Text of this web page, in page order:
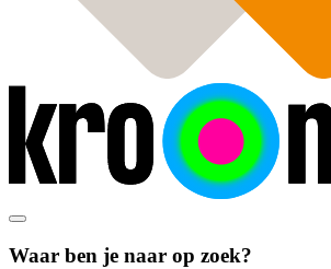
Waar ben je naar op zoek?